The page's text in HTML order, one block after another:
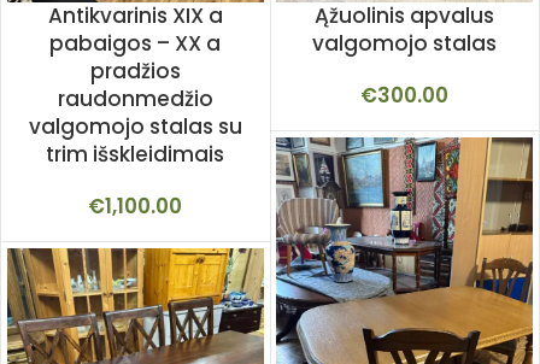
Antikvarinis XIX a
pabaigos – XX a
pradžios
raudonmedžio
valgomojo stalas su
trim išskleidimais
€1,100.00
Ąžuolinis apvalus
valgomojo stalas
€300.00